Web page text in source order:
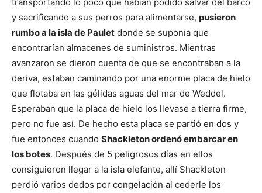
y sacrificando a sus perros para alimentarse, pusieron
rumbo a la isla de Paulet donde se suponía que
encontrarían almacenes de suministros. Mientras
avanzaron se dieron cuenta de que se encontraban a la
deriva, estaban caminando por una enorme placa de hielo
que flotaba en las gélidas aguas del mar de Weddel.
Esperaban que la placa de hielo los llevase a tierra firme,
pero no fue así. De hecho esta placa se partió en dos y
fue entonces cuando Shackleton ordenó embarcar en
los botes. Después de 5 peligrosos días en ellos
consiguieron llegar a la isla elefante, allí Shackleton
perdió varios dedos por congelación al cederle los